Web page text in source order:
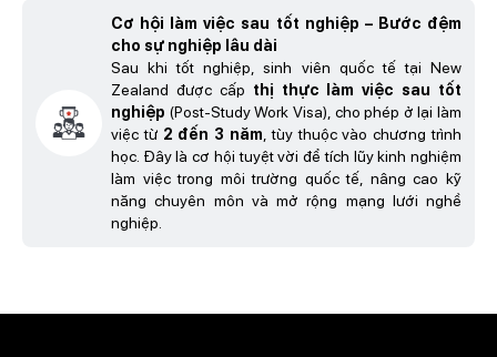
Cơ hội làm việc sau tốt nghiệp – Bước đệm
cho sự nghiệp lâu dài
Sau khi tốt nghiệp, sinh viên quốc tế tại New
Zealand được cấp thị thực làm việc sau tốt
nghiệp (Post-Study Work Visa), cho phép ở lại làm
việc từ 2 đến 3 năm , tùy thuộc vào chương trình
học. Đây là cơ hội tuyệt vời để tích lũy kinh nghiệm
làm việc trong môi trường quốc tế, nâng cao kỹ
năng chuyên môn và mở rộng mạng lưới nghề
nghiệp.